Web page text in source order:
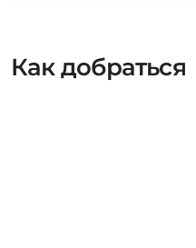
Как добраться